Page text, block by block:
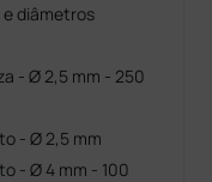
diâmetros
- Ø 2,5 mm - 250
- Ø 2,5 mm
- Ø 4 mm - 100